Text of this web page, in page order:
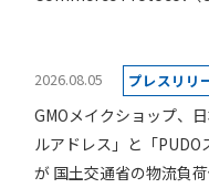
2026.08.05 プレスリリ
GMOメイクショップ、
ルアドレス」と「
が 国土交通省の物流負